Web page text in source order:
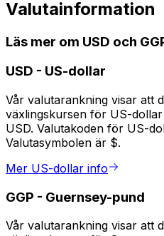
Valutainformation
Läs mer om USD och
USD - US-dollar
Vår valutarankning visar att
växlingskursen för US-
USD. Valutakoden för US-
Valutasymbolen är $.
Mer US-dollar info
GGP - Guernsey-pund
Vår valutarankning visar att